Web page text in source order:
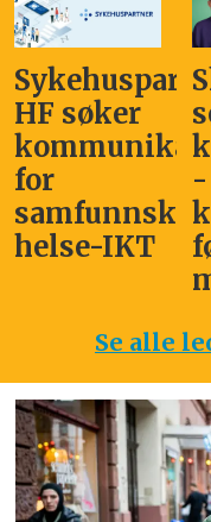
HF søker
for
helse-IKT
-
Se alle